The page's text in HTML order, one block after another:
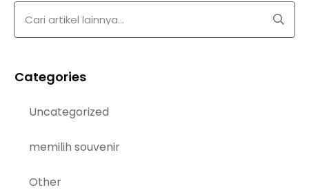
Categories
Uncategorized
memilih souvenir
Other